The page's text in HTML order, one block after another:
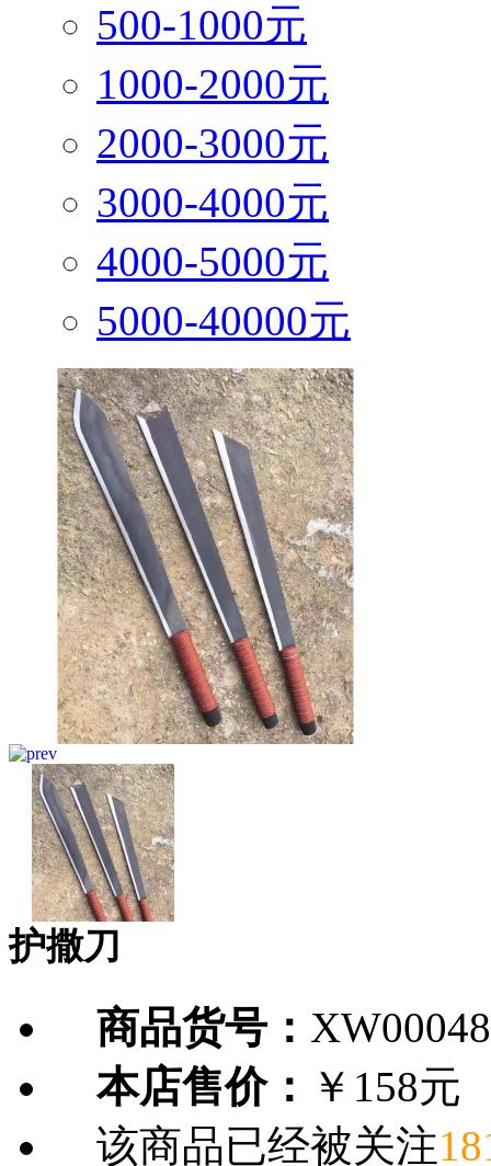
500-1000元
1000-2000元
2000-3000元
3000-4000元
4000-5000元
5000-40000元
护撒刀
商品货号：
本店售价： ￥158元
该商品已经被关注